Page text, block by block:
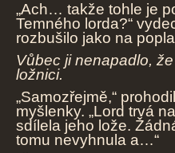
„Ach… takže tohle je
Temného lorda?“
rozbušilo jako na
Vůbec ji nenapadlo,
ložnici.
„Samozřejmě,“
myšlenky. „Lord trvá
sdílela jeho lože.
tomu nevyhnula a…“